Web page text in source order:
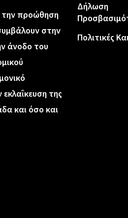
την προώθηση
στην
άνοδο του
της
και όσο και
Δήλωση
Πολιτικές